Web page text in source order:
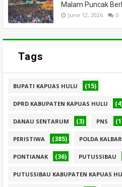
Malam Puncak
June 12, 2026 0
Tags
BUPATI KAPUAS HULU (15)
DPRD KABUPATEN KAPUAS HULU
DANAU SENTARUM (3) PNS
PERISTIWA (385) POLDA KALBAR
PONTIANAK (36) PUTUSSIBAU
PUTUSSIBAU KABUPATEN KAPUAS